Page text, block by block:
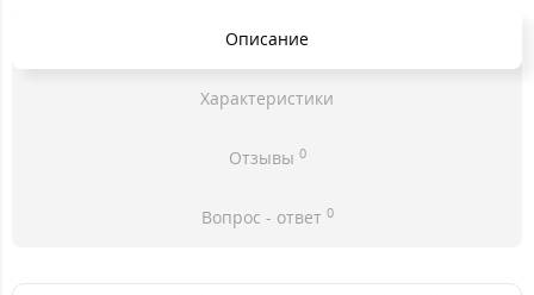
Описание
Характеристики
Отзывы 0
Вопрос - ответ 0